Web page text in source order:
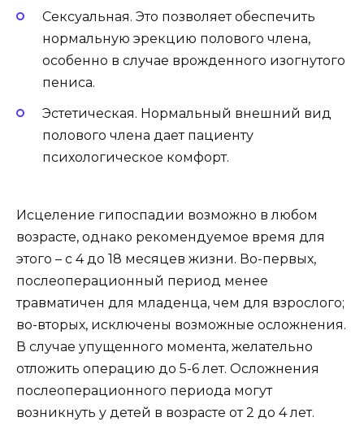
Сексуальная. Это позволяет обеспечить
нормальную эрекцию полового члена,
особенно в случае врожденного изогнутого
пениса.
Эстетическая. Нормальный внешний вид
полового члена дает пациенту
психологическое комфорт.
Исцеление гипоспадии возможно в любом
возрасте, однако рекомендуемое время для
этого – с 4 до 18 месяцев жизни. Во-первых,
послеоперационный период менее
травматичен для младенца, чем для взрослого;
во-вторых, исключены возможные осложнения.
В случае упущенного момента, желательно
отложить операцию до 5-6 лет. Осложнения
послеоперационного периода могут
возникнуть у детей в возрасте от 2 до 4 лет.